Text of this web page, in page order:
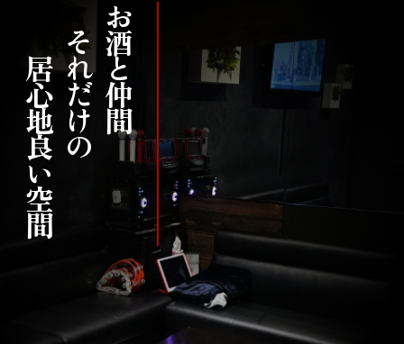
お酒と仲間
それだけの
居心地良い空間